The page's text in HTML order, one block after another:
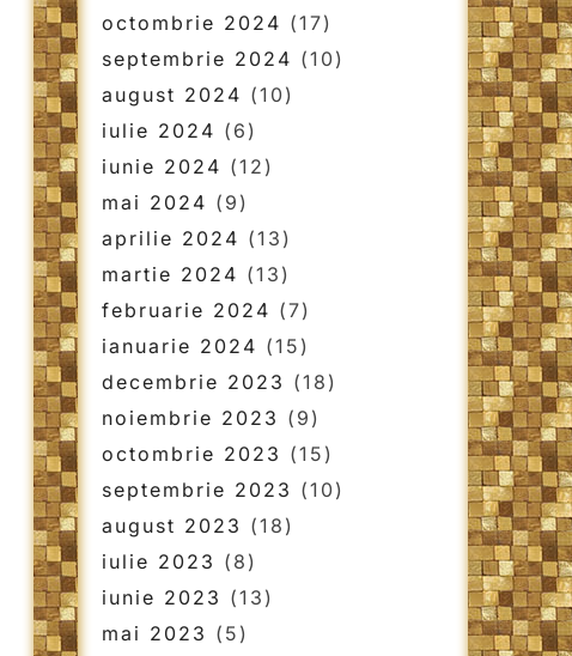
octombrie 2024 (17)
septembrie 2024 (10)
august 2024 (10)
iulie 2024 (6)
iunie 2024 (12)
mai 2024 (9)
aprilie 2024 (13)
martie 2024 (13)
februarie 2024 (7)
ianuarie 2024 (15)
decembrie 2023 (18)
noiembrie 2023 (9)
octombrie 2023 (15)
septembrie 2023 (10)
august 2023 (18)
iulie 2023 (8)
iunie 2023 (13)
mai 2023 (5)